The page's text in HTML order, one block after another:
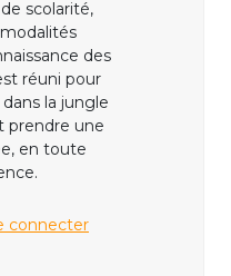
scolarité,
des
réuni pour
dans la jungle
prendre une
en toute
connecter